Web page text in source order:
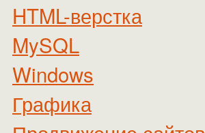
HTML-верстка
MySQL
Windows
Графика